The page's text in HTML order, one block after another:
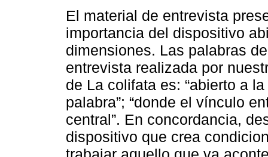
El material de entrevista
importancia del dispositivo
dimensiones. Las palabras
entrevista realizada por
de La colifata es: “abierto a
palabra”; “donde el vínculo
central”. En concordancia,
dispositivo que crea